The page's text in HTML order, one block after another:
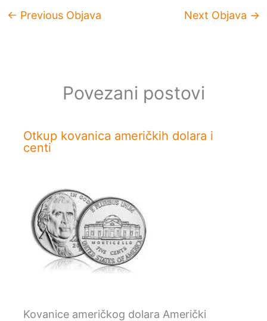
← Previous Objava Next Objava →
Povezani postovi
Otkup kovanica američkih dolara i
centi
Kovanice američkog dolara Američki